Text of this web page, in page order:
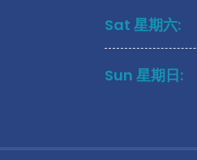
Sat 星期六:
Sun 星期日: